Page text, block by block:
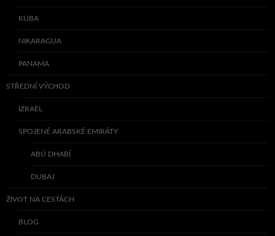
KUBA
NIKARAGUA
PANAMA
STŘEDNÍ VÝCHOD
IZRAEL
SPOJENÉ ARABSKÉ EMIRÁTY
ABÚ DHABÍ
DUBAJ
ŽIVOT NA CESTÁCH
BLOG